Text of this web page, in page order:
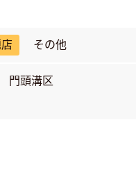
その他
門頭溝区